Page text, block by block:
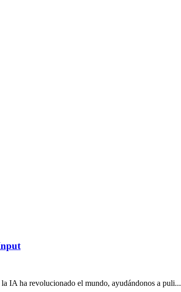
IA ha revolucionado el mundo, ayudándonos a puli...